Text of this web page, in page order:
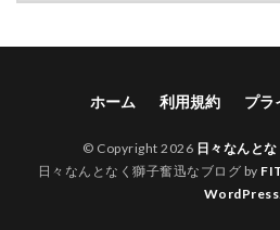
ホーム 利用規約 プラ
© Copyright 2026 日々なんと
日々なんとなく獅子奮迅なブログ by
WordPress